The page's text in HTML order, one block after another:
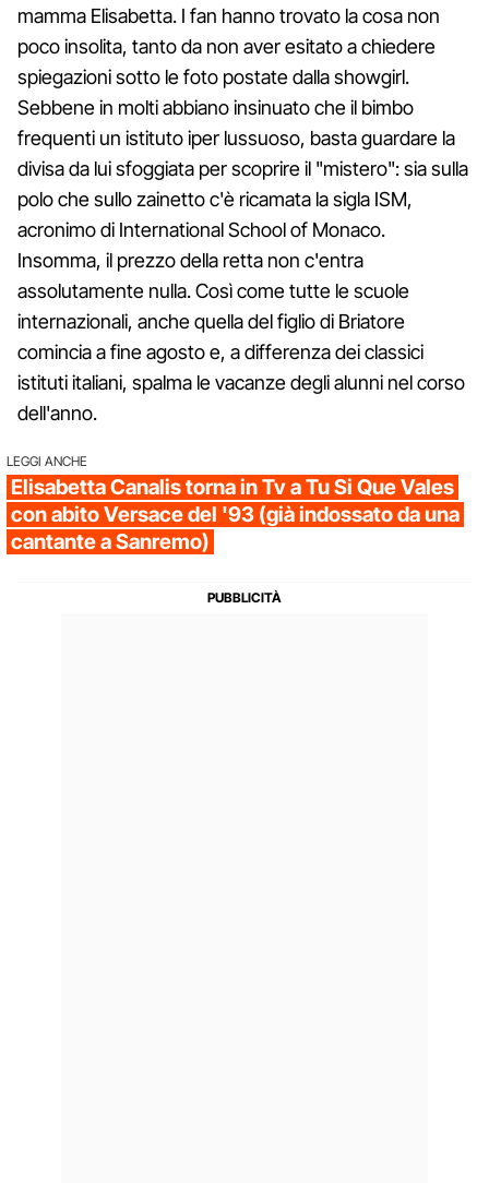
mamma Elisabetta. I fan hanno trovato la cosa non
poco insolita, tanto da non aver esitato a chiedere
spiegazioni sotto le foto postate dalla showgirl.
Sebbene in molti abbiano insinuato che il bimbo
frequenti un istituto iper lussuoso, basta guardare la
divisa da lui sfoggiata per scoprire il "mistero": sia sulla
polo che sullo zainetto c'è ricamata la sigla ISM,
acronimo di International School of Monaco.
Insomma, il prezzo della retta non c'entra
assolutamente nulla. Così come tutte le scuole
internazionali, anche quella del figlio di Briatore
comincia a fine agosto e, a differenza dei classici
istituti italiani, spalma le vacanze degli alunni nel corso
dell'anno.
LEGGI ANCHE
Elisabetta Canalis torna in Tv a Tu Si Que Vales
con abito Versace del '93 (già indossato da una
cantante a Sanremo)